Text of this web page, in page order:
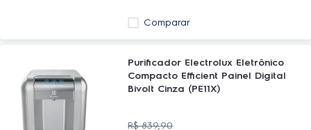
Comparar
Purificador Electrolux Eletrônico
Compacto Efficient Painel Digital
Bivolt Cinza (PE11X)
R$ 839,90